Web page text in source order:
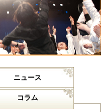
ニュース
コラム